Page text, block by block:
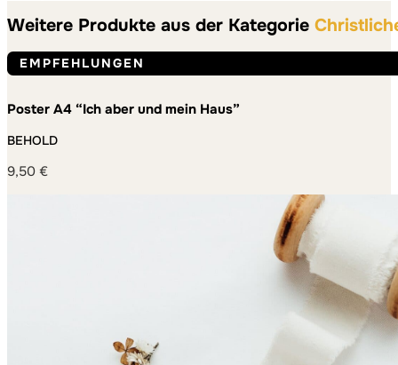
Weitere Produkte aus der Kategorie
EMPFEHLUNGEN
Poster A4 “Ich aber und mein Haus”
BEHOLD
9,50 €